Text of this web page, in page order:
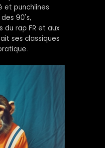
et punchlines
90's,
du rap FR et aux
ses classiques